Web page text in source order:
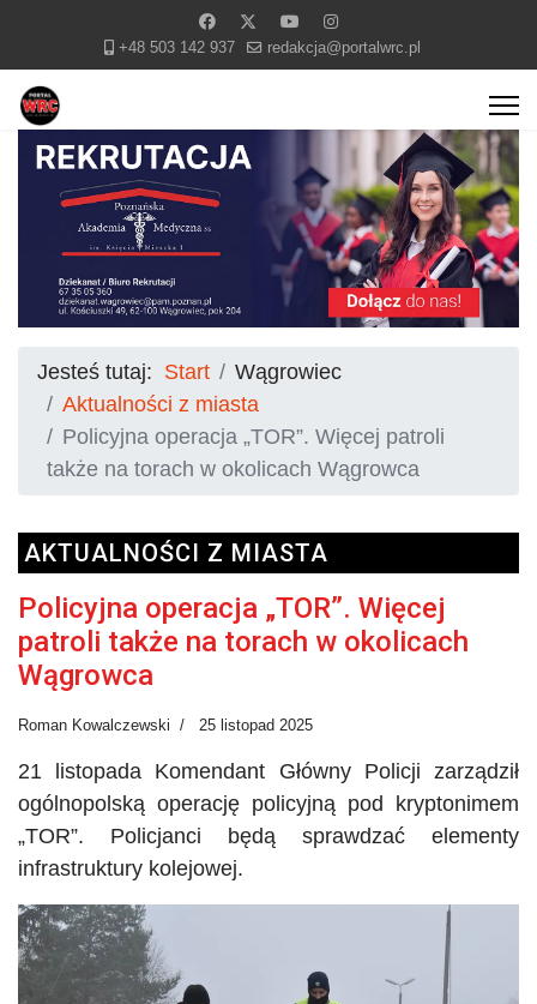
+48 503 142 937 redakcja@portalwrc.pl
Jesteś tutaj: Start
Wągrowiec
Aktualności z miasta
Policyjna operacja „TOR”. Więcej patroli
także na torach w okolicach Wągrowca
AKTUALNOŚCI Z MIASTA
Policyjna operacja „TOR”. Więcej
patroli także na torach w okolicach
Wągrowca
Roman Kowalczewski 25 listopad 2025
21 listopada Komendant Główny Policji zarządził
ogólnopolską operację policyjną pod kryptonimem
„TOR”. Policjanci będą sprawdzać elementy
infrastruktury kolejowej.